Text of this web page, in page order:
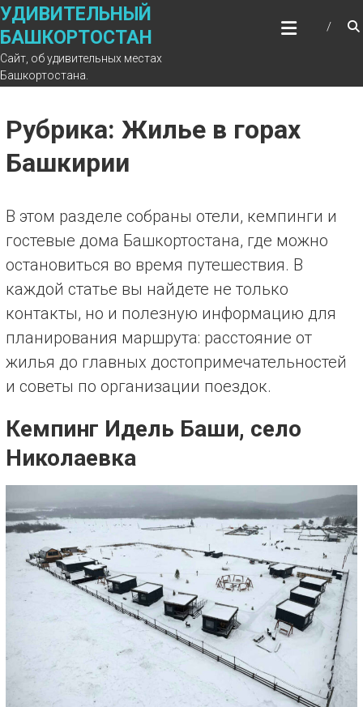
Перейти
к
содержимому
УДИВИТЕЛЬНЫЙ
БАШКОРТОСТАН
Сайт, об удивительных местах
Башкортостана.
Рубрика: Жилье в горах
Башкирии
В этом разделе собраны отели, кемпинги и
гостевые дома Башкортостана, где можно
остановиться во время путешествия. В
каждой статье вы найдете не только
контакты, но и полезную информацию для
планирования маршрута: расстояние от
жилья до главных достопримечательностей
и советы по организации поездок.
Кемпинг Идель Баши, село
Николаевка